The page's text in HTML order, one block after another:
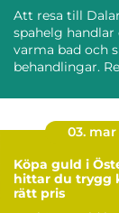
Att resa till
spahelg
varma bad och
behandlingar.
03. mar
Köpa guld i
hittar du trygg
rätt pris